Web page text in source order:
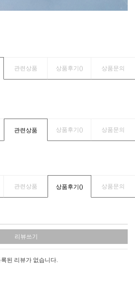
관련상품 상품후기() 상품문의
관련상품 상품후기() 상품문의
관련상품 상품후기() 상품문의
리뷰쓰기
록된 리뷰가 없습니다.